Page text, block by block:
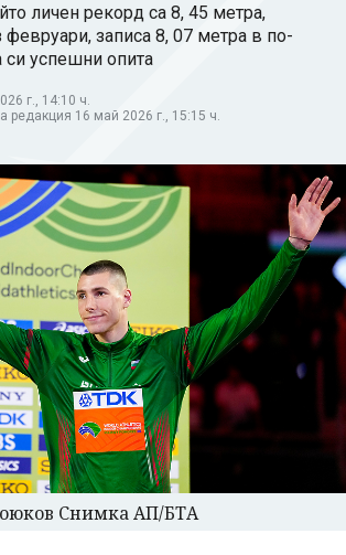
личен рекорд са 8, 45 метра,
февруари, записа 8, 07 метра в по-
си успешни опита
г., 14:10 ч.
редакция 16 май 2026 г., 15:15 ч.
Снимка АП/БТА